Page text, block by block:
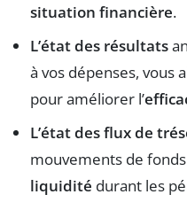
situation financière.
L’état des résultats
à vos dépenses, vous
pour améliorer l’
L’état des flux de
mouvements de
liquidité durant les